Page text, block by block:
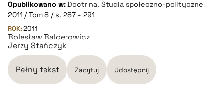
pobierz cytat
BIBTEX
pobierz cytat
Opublikowano w: Doctrina. Studia społeczno-polityczne
2011 / Tom 8 / s. 287 - 291
ROK: 2011
Bolesław Balcerowicz
Jerzy Stańczyk
Pełny tekst Zacytuj Udostępnij